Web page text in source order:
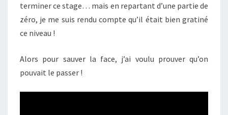
terminer ce stage… mais en repartant d’une partie de
zéro, je me suis rendu compte qu’il était bien gratiné
ce niveau !
Alors pour sauver la face, j’ai voulu prouver qu’on
pouvait le passer !